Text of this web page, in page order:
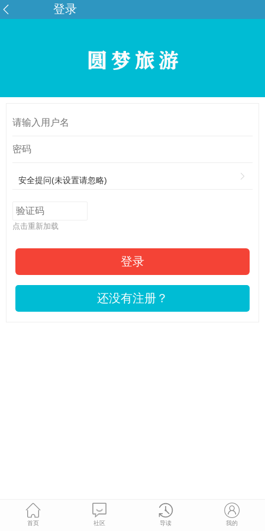
登录
安全提问(未设置请忽略)
点击重新加载
登录
还没有注册？
首页 社区 导读 我的